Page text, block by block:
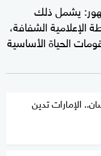
يشمل ذلك
الإعلامية الشفافة،
الحياة الأساسية
الإمارات تدين